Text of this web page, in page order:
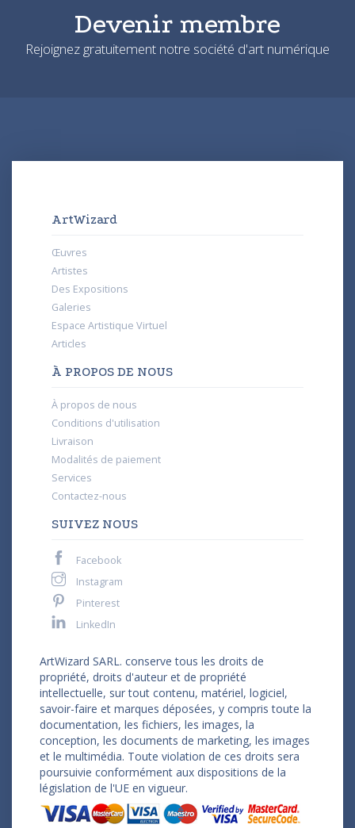
Devenir membre
Rejoignez gratuitement notre société d'art numérique
ArtWizard
Œuvres
Artistes
Des Expositions
Galeries
Espace Artistique Virtuel
Articles
À PROPOS DE NOUS
À propos de nous
Conditions d'utilisation
Livraison
Modalités de paiement
Services
Contactez-nous
SUIVEZ NOUS
Facebook
Instagram
Pinterest
LinkedIn
ArtWizard SARL. conserve tous les droits de
propriété, droits d'auteur et de propriété
intellectuelle, sur tout contenu, matériel, logiciel,
savoir-faire et marques déposées, y compris toute la
documentation, les fichiers, les images, la
conception, les documents de marketing, les images
et le multimédia. Toute violation de ces droits sera
poursuivie conformément aux dispositions de la
législation de l'UE en vigueur.